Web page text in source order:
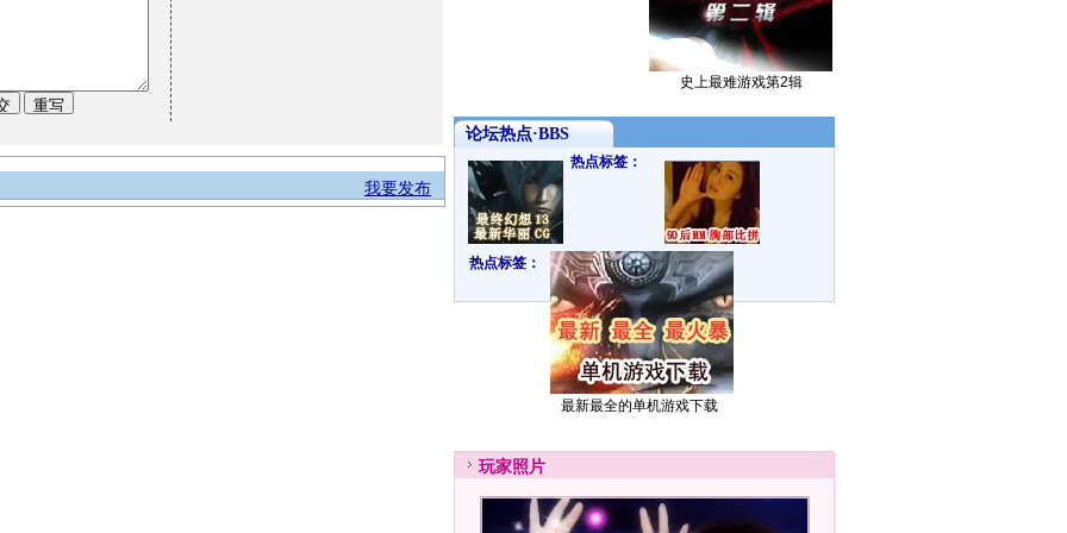
我要发布
热点标签：
热点标签：
最新最全的单机游戏下载
史上最难游戏第2辑
论坛热点·BBS
玩家照片